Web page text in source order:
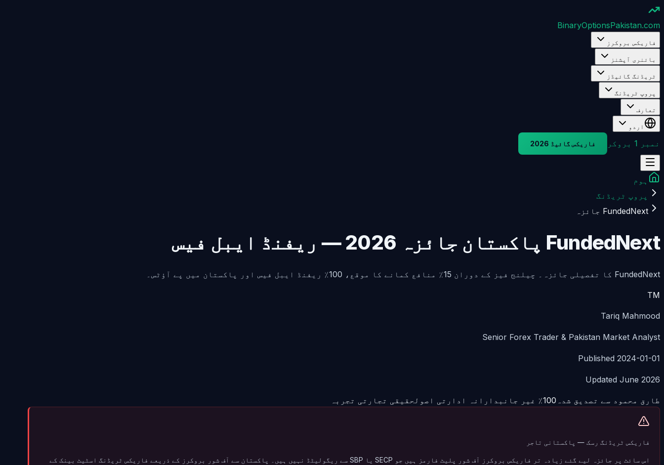
BinaryOptionsPakistan.com
فاریکس بروکرز
بائنری آپشنز
ٹریڈنگ گائیڈز
پروپ ٹریڈنگ
تعارف
اردو
نمبر 1 بروکر فاریکس گائیڈ 2026
ہوم
پروپ ٹریڈنگ
FundedNext جائزہ
FundedNext پاکستان جائزہ 2026 — ریفنڈ ایبل فیس
FundedNext کا تفصیلی جائزہ۔ چیلنج فیز کے دوران 15٪ منافع کمانے کا موقع، 100٪ ریفنڈ ایبل فیس اور پاکستان میں پے آؤٹس۔
TM
Tariq Mahmood
Senior Forex Trader & Pakistan Market Analyst
Published 2024-01-01
Updated June 2026
طارق محمود سے تصدیق شدہ 100٪ غیر جانبدارانہ ادارتی اصول حقیقی تجارتی تجربہ
فاریکس ٹریڈنگ رسک — پاکستانی تاجر
اس سائٹ پر جائزہ لیے گئے زیادہ تر فاریکس بروکرز آف شور پلیٹ فارمز ہیں جو SECP یا SBP سے ریگولیٹڈ نہیں ہیں۔ پاکستان سے آف شور بروکرز کے ذریعے فاریکس ٹریڈنگ اسٹیٹ بینک کے